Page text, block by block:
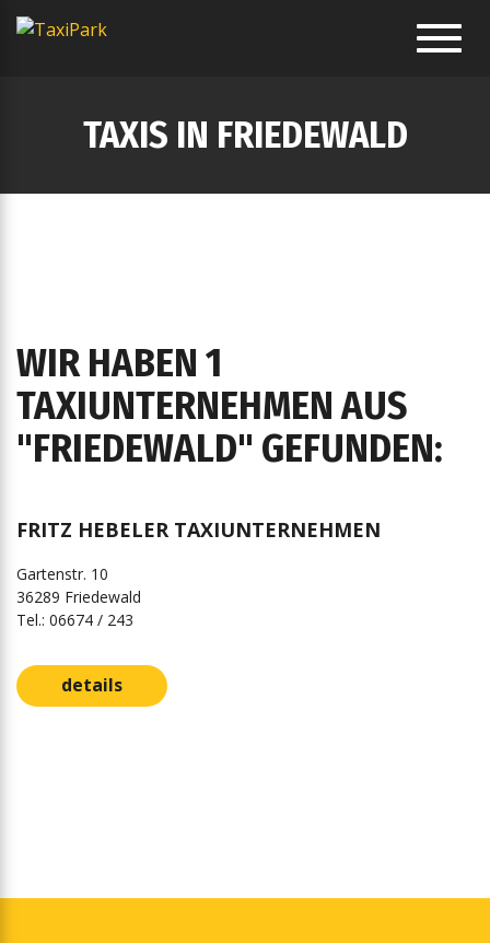
TAXIS IN FRIEDEWALD
WIR HABEN 1
TAXIUNTERNEHMEN AUS
"FRIEDEWALD" GEFUNDEN:
FRITZ HEBELER TAXIUNTERNEHMEN
Gartenstr. 10
36289 Friedewald
Tel.: 06674 / 243
details